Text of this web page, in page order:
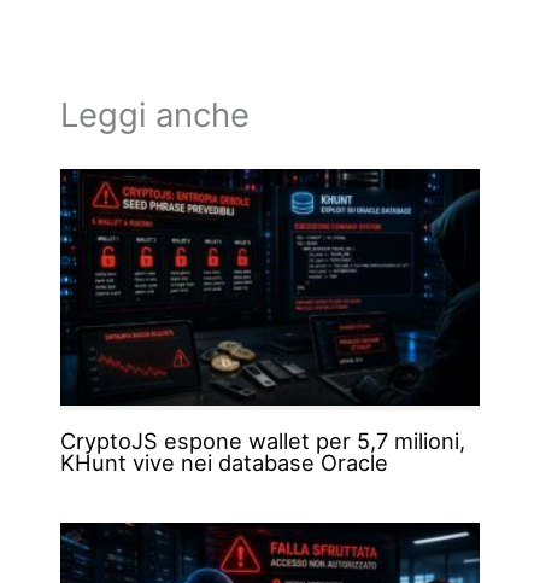
Leggi anche
CryptoJS espone wallet per 5,7 milioni,
KHunt vive nei database Oracle